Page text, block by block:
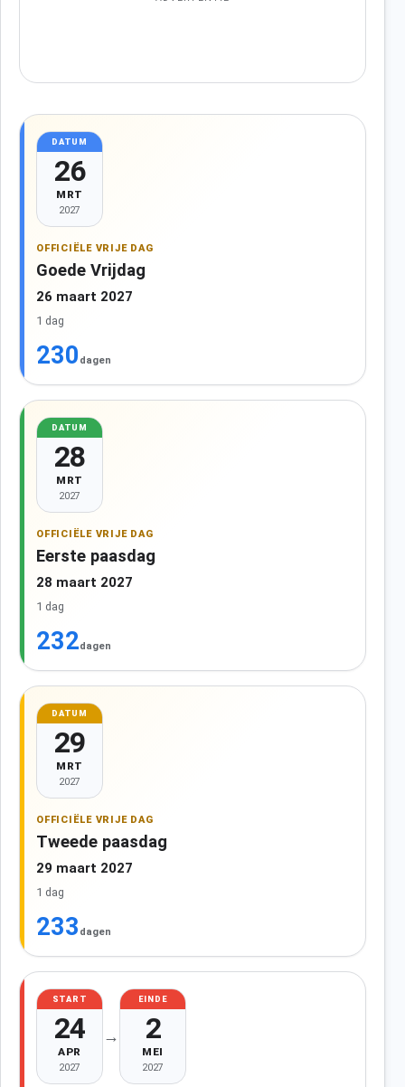
DATUM
26
MRT
2027
OFFICIËLE VRIJE DAG
Goede Vrijdag
26 maart 2027
1 dag
230 dagen
DATUM
28
MRT
2027
OFFICIËLE VRIJE DAG
Eerste paasdag
28 maart 2027
1 dag
232dagen
DATUM
29
MRT
2027
OFFICIËLE VRIJE DAG
Tweede paasdag
29 maart 2027
1 dag
233 dagen
START
24
APR
2027
→
EINDE
2
MEI
2027